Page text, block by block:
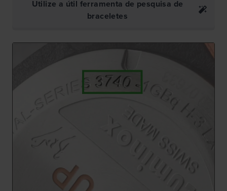
Utilize a útil ferramenta de pesquisa de
braceletes